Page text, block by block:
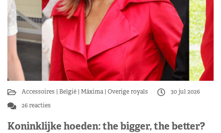
Accessoires België Máxima Overige royals
30 jul 2026
26 reacties
Koninklijke hoeden: the bigger, the better?